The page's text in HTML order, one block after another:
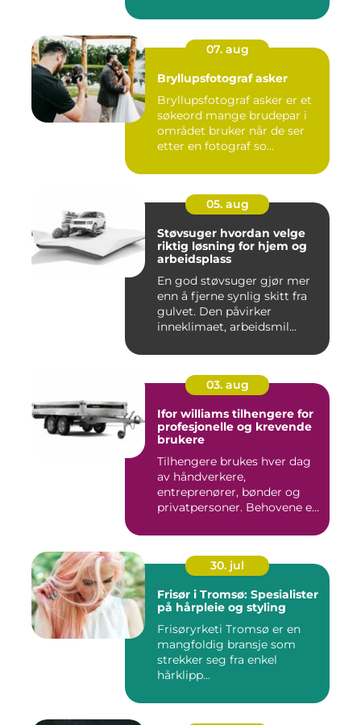
07. aug
Bryllupsfotograf asker
Bryllupsfotograf asker er et
søkeord mange brudepar i
området bruker når de ser
etter en fotograf so...
05. aug
Støvsuger hvordan velge
riktig løsning for hjem og
arbeidsplass
En god støvsuger gjør mer
enn å fjerne synlig skitt fra
gulvet. Den påvirker
inneklimaet, arbeidsmil...
03. aug
Ifor williams tilhengere for
profesjonelle og krevende
brukere
Tilhengere brukes hver dag
av håndverkere,
entreprenører, bønder og
privatpersoner. Behovene er
30. jul
Frisør i Tromsø: Spesialister
på hårpleie og styling
Frisøryrketi Tromsø er en
mangfoldig bransje som
strekker seg fra enkel
hårklipp...